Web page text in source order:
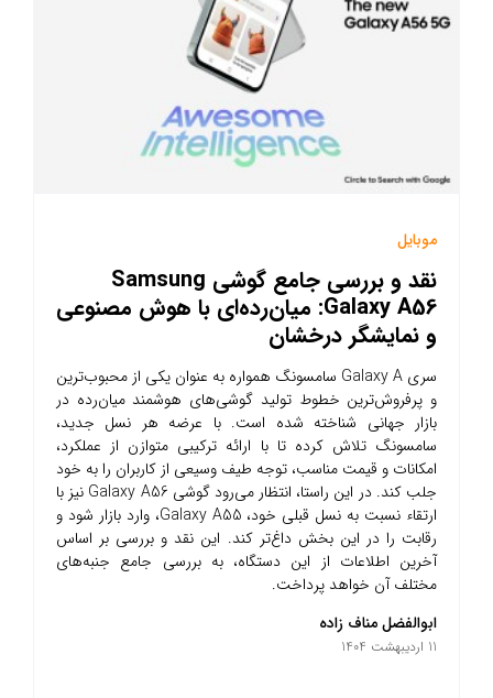
موبایل
نقد و بررسی جامع گوشی Samsung
Galaxy A56: میان‌رده‌ای با هوش مصنوعی
و نمایشگر درخشان
سری Galaxy A سامسونگ همواره به عنوان یکی از محبوب‌ترین
و پرفروش‌ترین خطوط تولید گوشی‌های هوشمند میان‌رده در
بازار جهانی شناخته شده است. با عرضه هر نسل جدید،
سامسونگ تلاش کرده تا با ارائه ترکیبی متوازن از عملکرد،
امکانات و قیمت مناسب، توجه طیف وسیعی از کاربران را به خود
جلب کند. در این راستا، انتظار می‌رود گوشی Galaxy A56 نیز با
ارتقاء نسبت به نسل قبلی خود، Galaxy A55، وارد بازار شود و
رقابت را در این بخش داغ‌تر کند. این نقد و بررسی بر اساس
آخرین اطلاعات از این دستگاه، به بررسی جامع جنبه‌های
مختلف آن خواهد پرداخت.
ابوالفضل مناف زاده
11 اردیبهشت 1404